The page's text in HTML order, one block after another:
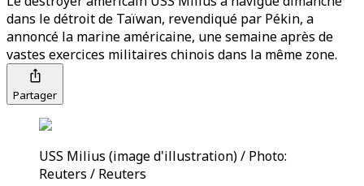
dans le détroit de Taïwan, revendiqué par Pékin, a
annoncé la marine américaine, une semaine après de
vastes exercices militaires chinois dans la même zone.
Partager
USS Milius (image d'illustration) / Photo:
Reuters / Reuters